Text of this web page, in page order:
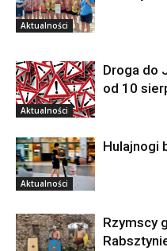
Aktualności
Aktualności
Droga do
od 10
Aktualności
Hulajnogi
Rzymscy